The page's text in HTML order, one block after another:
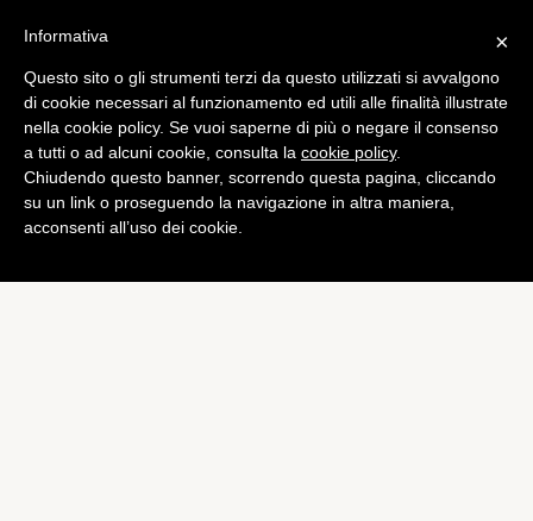
Tech
Google Chromecast arriva
anche in India
di Davide Galli
×
Informativa
Questo sito o gli strumenti terzi da questo utilizzati si avvalgono
di cookie necessari al funzionamento ed utili alle finalità illustrate
nella cookie policy. Se vuoi saperne di più o negare il consenso
a tutti o ad alcuni cookie, consulta la cookie policy.
Chiudendo questo banner, scorrendo questa pagina, cliccando
su un link o proseguendo la navigazione in altra maniera,
acconsenti all’uso dei cookie.